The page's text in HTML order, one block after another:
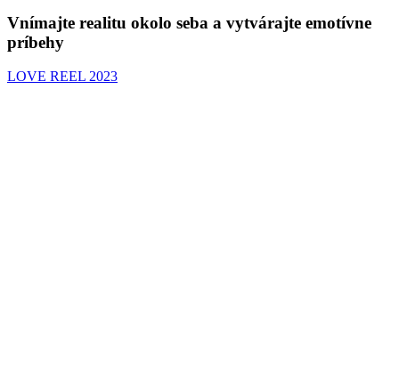
Vnímajte realitu okolo seba a vytvárajte emotívne
príbehy
LOVE REEL 2023